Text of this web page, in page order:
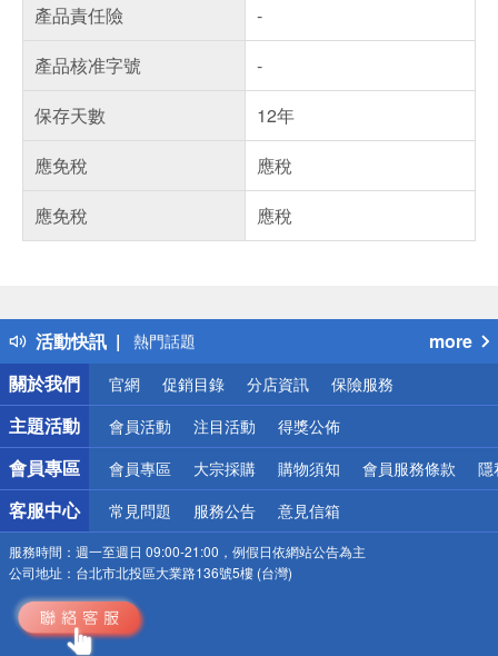
產品責任險
-
產品核准字號
-
保存天數
12年
應免稅
應稅
應免稅
應稅
活動快訊
得獎公告
熱門話題
銀行優惠
偏遠地區配送
詐騙網頁！請小心！
more
關於我們
官網 促銷目錄 分店資訊 保險服務
主題活動 會員活動 注目活動 得獎公佈
會員專區 會員專區 大宗採購 購物須知 會員服務條款 隱
客服中心 常見問題 服務公告 意見信箱
服務時間： 週一至週日 09:00-21:00，例假日依網站公告為主
公司地址： 台北市北投區大業路136號5樓 (台灣)